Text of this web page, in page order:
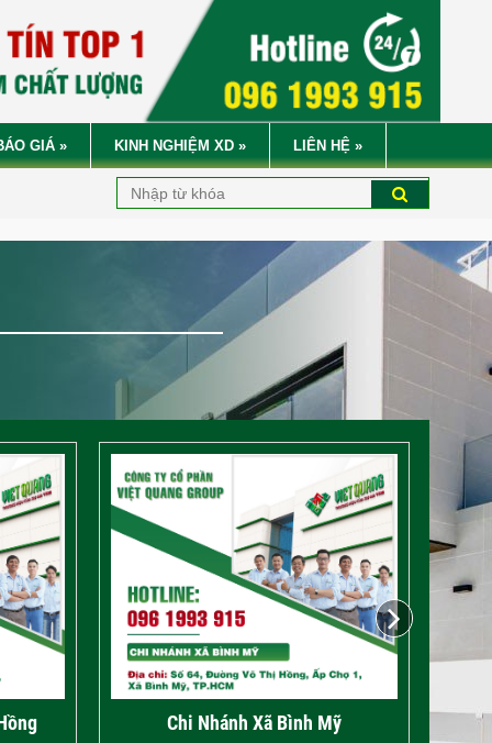
GIÁ » KINH NGHIỆM XD » LIÊN HỆ »
VIỆT QUANG GROUP XIN KÍNH CHÀO QUÝ VỊ
Chi nhánh Phường Tân Bình